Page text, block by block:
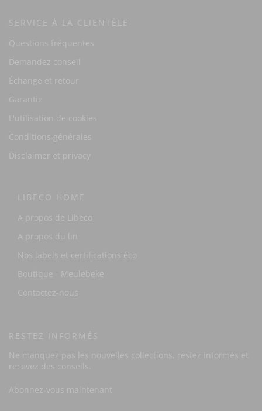
SERVICE À LA CLIENTÈLE
Questions fréquentes
Demandez conseil
Échange et retour
Garantie
L'utilisation de cookies
Conditions générales
Disclaimer et privacy
LIBECO HOME
A propos de Libeco
A propos du lin
Nos labels et certifications éco
Boutique - Meulebeke
Contactez-nous
RESTEZ INFORMÉS
Ne manquez pas les nouvelles collections, restez informés et
recevez des conseils.
Abonnez-vous maintenant